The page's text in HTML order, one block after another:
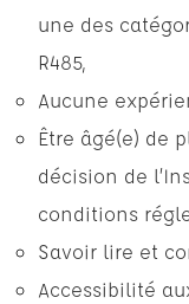
une des
R485,
Aucune
Être âgé(e) de
décision de
conditions
Savoir lire et
Accessibilité